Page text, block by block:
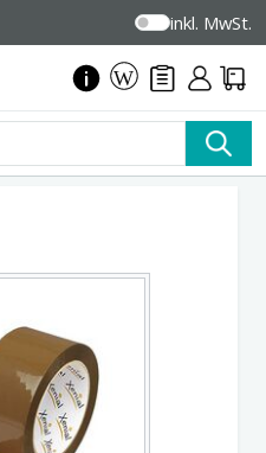
inkl. MwSt.